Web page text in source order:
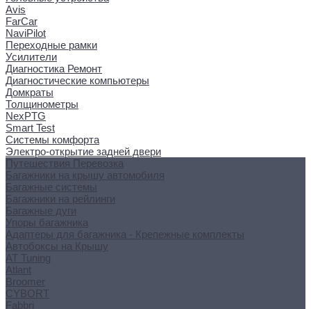
Avis
FarCar
NaviPilot
Переходные рамки
Усилители
Диагностика Ремонт
Диагностические компьютеры
Домкраты
Толщинометры
NexPTG
Smart Test
Системы комфорта
Электро-открытие задней двери
Путешествия Перевозка
Багажники на крышу автомобиля
Багажные системы
Багажники на рейлинги
Багажные дуги
Упоры багажника
Адаптеры для багажника - Крепежные комплекты
Автобоксы на Крышу
AT Tuning
Atlant
Broomer
CYBORT
Fabbri